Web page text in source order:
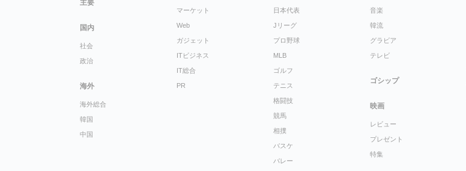
主要
国内
社会
政治
海外
海外総合
韓国
中国
マーケット
Web
ガジェット
ITビジネス
IT総合
PR
日本代表
Jリーグ
プロ野球
MLB
ゴルフ
テニス
格闘技
競馬
相撲
バスケ
バレー
音楽
韓流
グラビア
テレビ
ゴシップ
映画
レビュー
プレゼント
特集